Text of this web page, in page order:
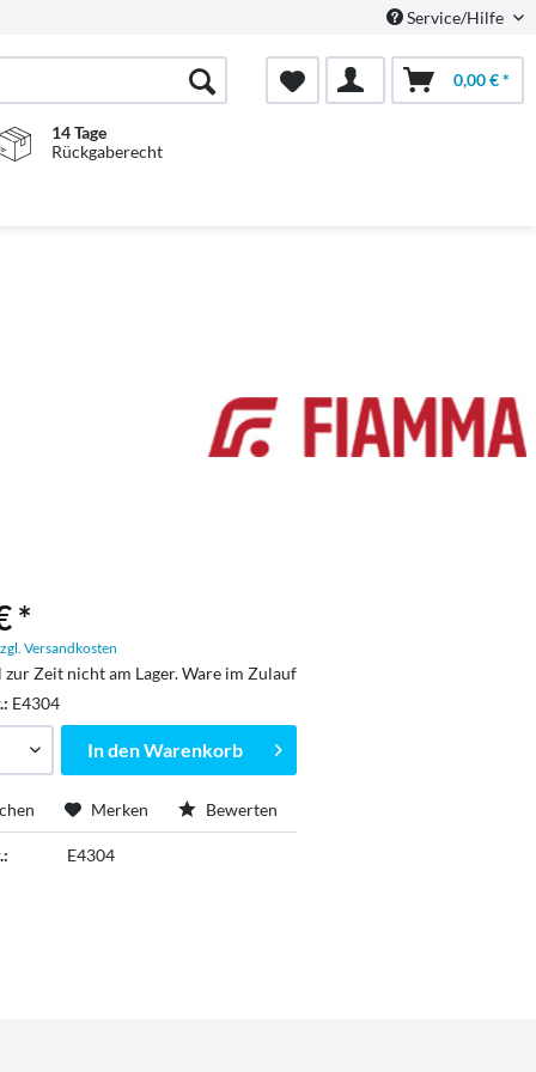
Service/Hilfe
0,00 € *
14 Tage
Rückgaberecht
*
Versandkosten
Zeit nicht am Lager. Ware im Zulauf
E4304
In denWarenkorb
Merken Bewerten
E4304